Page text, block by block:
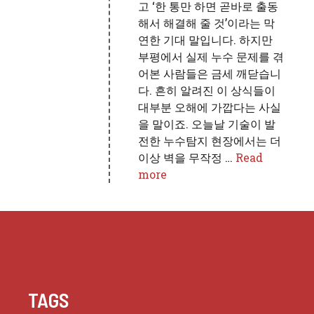
고 ‘한 통만 하면 곧바로 출동
해서 해결해 줄 것’이라는 막
연한 기대 말입니다. 하지만
부평에서 실제 누수 문제를 겪
어본 사람들은 금세 깨닫습니
다. 흔히 알려진 이 상식들이
대부분 오해에 가깝다는 사실
을 말이죠. 오늘날 기술이 발
전한 누수탐지 현장에서는 더
이상 벽을 무작정 … Read
more
TAGS